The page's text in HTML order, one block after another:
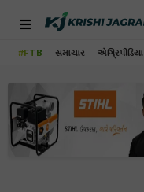
#FTB સમાચાર એગ્રિપીડિયા